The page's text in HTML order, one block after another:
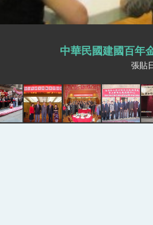
勉爭取時間完成「臺美對等貿易協定
助臺灣取得有利戰略地位 全力支持「
合台灣雄厚數位實力，達成固邦榮邦目
現，高度支持「總合外交」與台歐美
國慶演說
未來挑戰 堅持團結 迎風轉型 穩健前
中華民國建國百年
張貼